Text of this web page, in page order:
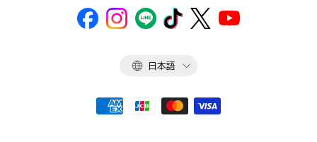
言
日本語